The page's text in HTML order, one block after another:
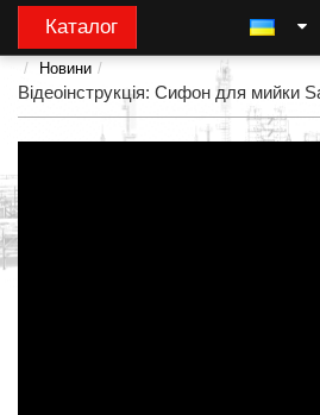
Каталог
Новини
Відеоінструкція: Сифон для мийки